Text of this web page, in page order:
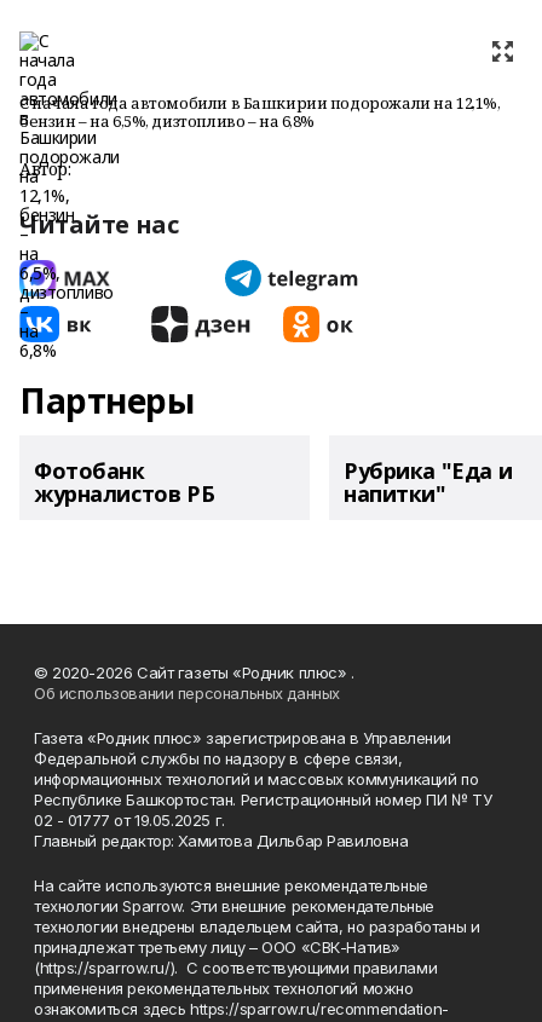
С начала года автомобили в Башкирии подорожали на 12,1%,
бензин – на 6,5%, дизтопливо – на 6,8%
Автор:
Читайте нас
Партнеры
Фотобанк
журналистов РБ
Рубрика "Еда и
напитки"
© 2020-2026 Сайт газеты «Родник плюс» .
Об использовании персональных данных
Газета «Родник плюс» зарегистрирована в Управлении
Федеральной службы по надзору в сфере связи,
информационных технологий и массовых коммуникаций по
Республике Башкортостан. Регистрационный номер ПИ № ТУ
02 - 01777 от 19.05.2025 г.
Главный редактор: Хамитова Дильбар Равиловна
На сайте используются внешние рекомендательные
технологии Sparrow. Эти внешние рекомендательные
технологии внедрены владельцем сайта, но разработаны и
принадлежат третьему лицу – ООО «СВК-Натив»
(https://sparrow.ru/). С соответствующими правилами
применения рекомендательных технологий можно
ознакомиться здесь https://sparrow.ru/recommendation-